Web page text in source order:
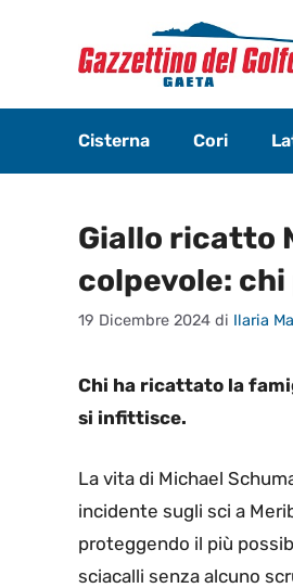
contenuto
Cisterna Cori
Giallo ricatto
colpevole:
19 Dicembre 2024 di Ilaria
Chi ha ricattato la
si infittisce.
La vita di Michael
incidente sugli sci a
proteggendo il più
sciacalli senza alcuno